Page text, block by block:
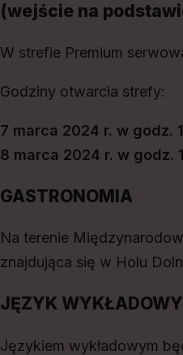
(wejście na
W strefie Premium
Godziny otwarcia strefy:
7 marca 2024 r. w godz.
8 marca 2024 r. w godz.
GASTRONOMIA
Na terenie
znajdująca się w Holu
JĘZYK WYKŁADOWY
Językiem wykładowym